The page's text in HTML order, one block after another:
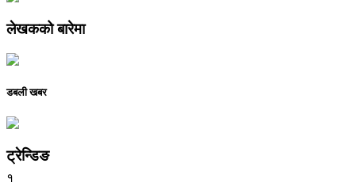
लेखकको बारेमा
डबली खबर
ट्रेन्डिङ
१